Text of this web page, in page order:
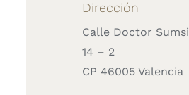
Dirección
Calle Doctor Sumsi
14 – 2
CP 46005 Valencia